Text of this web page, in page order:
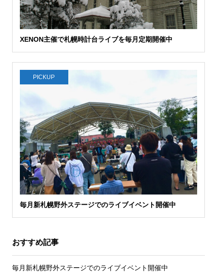
XENON主催で札幌時計台ライブを毎月定期開催中
PICKUP
毎月新札幌野外ステージでのライブイベント開催中
おすすめ記事
毎月新札幌野外ステージでのライブイベント開催中